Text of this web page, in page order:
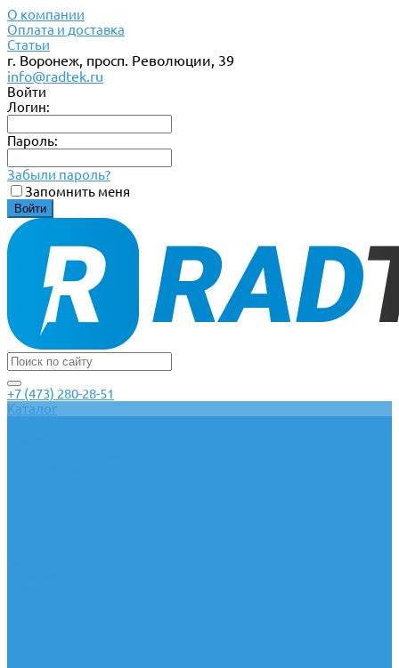
О компании
Оплата и доставка
Статьи
г. Воронеж, просп. Революции, 39
info@radtek.ru
Войти
Логин:
Пароль:
Забыли пароль?
Запомнить меня
+7 (473) 280-28-51
Каталог